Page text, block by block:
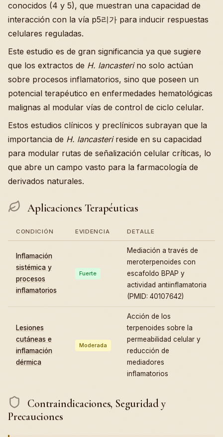
conocidos (4 y 5), que muestran una capacidad de
interacción con la vía p5리가 para inducir respuestas
celulares reguladas.
Este estudio es de gran significancia ya que sugiere
que los extractos de H. lancasterino solo actúan
sobre procesos inflamatorios, sino que poseen un
potencial terapéutico en enfermedades hematológicas
malignas al modular vías de control de ciclo celular.
Estos estudios clínicos y preclínicos subrayan que la
importancia de H. lancasterireside en su capacidad
para modular rutas de señalización celular críticas, lo
que abre un campo vasto para la farmacología de
derivados naturales.
Aplicaciones Terapéuticas
CONDICIÓN EVIDENCIA DETALLE
Inflamación
sistémica y
procesos
inflamatorios
Fuerte
Mediación a través de
meroterpenoides con
escafoldo BPAP y
actividad antiinflamatoria
(PMID: 40107642)
Lesiones
cutáneas e
inflamación
dérmica
Moderada
Acción de los
terpenoides sobre la
permeabilidad celular y
reducción de
mediadores
inflamatorios
Contraindicaciones, Seguridad y
Precauciones